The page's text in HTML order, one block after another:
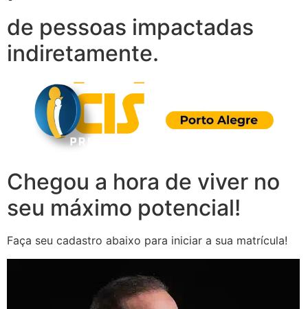
de pessoas impactadas
indiretamente.
Chegou a hora de viver no
seu máximo potencial!
Faça seu cadastro abaixo para iniciar a sua matrícula!